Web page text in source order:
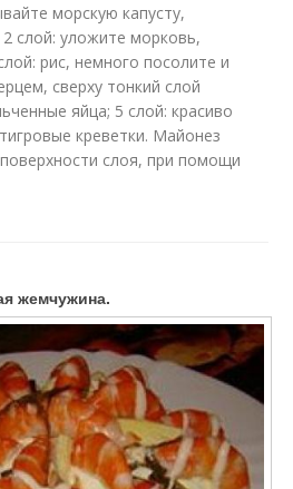
морскую капусту,
слой: уложите морковь,
рис, немного посолите и
сверху тонкий слой
яйца; 5 слой: красиво
креветки. Майонез
слоя, при помощи
жемчужина.